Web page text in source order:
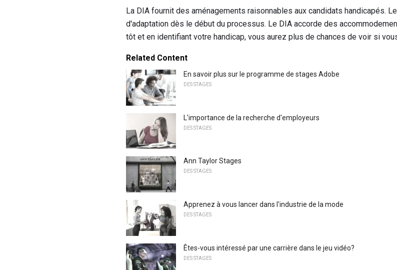
La DIA fournit des aménagements raisonnables aux candidats handicapés.
d'adaptation dès le début du processus. Le DIA accorde des
tôt et en identifiant votre handicap, vous aurez plus de chances de voir si
Related Content
En savoir plus sur le programme de stages Adobe
DES STAGES
L'importance de la recherche d'employeurs
DES STAGES
Ann Taylor Stages
DES STAGES
Apprenez à vous lancer dans l'industrie de la mode
DES STAGES
Êtes-vous intéressé par une carrière dans le jeu vidéo?
DES STAGES